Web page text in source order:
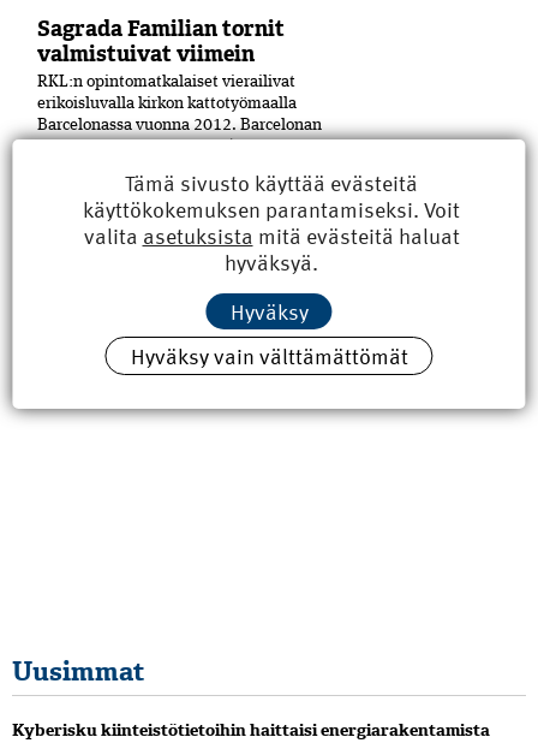
Sagrada Familian tornit
valmistuivat viimein
RKL:n opintomatkalaiset vierailivat
erikoisluvalla kirkon kattotyömaalla
Barcelonassa vuonna 2012. Barcelonan
vuoden työn jälkeen. Keskustornin huipulle
nostettiin helmikuun lopulla viimeinen pala
17 metriä...
Uusimmat
Kyberisku kiinteistötietoihin haittaisi energiarakentamista
Tämä sivusto käyttää evästeitä
käyttökokemuksen parantamiseksi. Voit
valita asetuksista mitä evästeitä haluat
hyväksyä.
Hyväksy
Hyväksy vain välttämättömät